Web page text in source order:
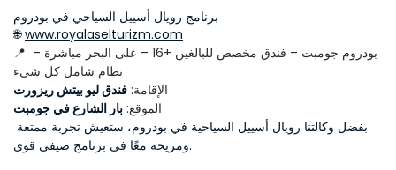
برنامج رويال أسييل السياحي في بودروم
🌐 www.royalaselturizm.com
📍 بودروم جومبت – فندق مخصص للبالغين +16 – على البحر مباشرة –
نظام شامل كل شيء
الإقامة: فندق ليو بيتش ريزورت
الموقع: بار الشارع في جومبت
ومريحة معًا في برنامج صيفي قوي.